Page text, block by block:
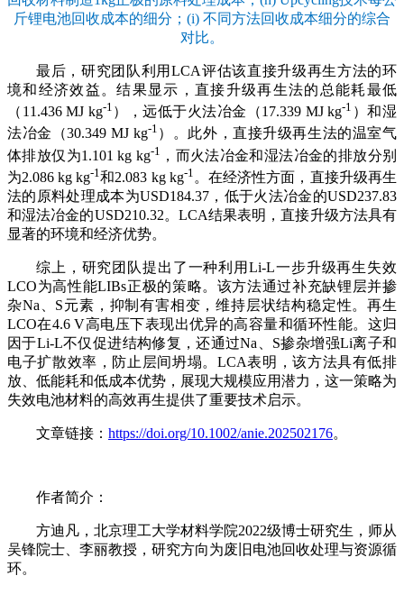
斤锂电池回收成本的细分；(i) 不同方法回收成本细分的综合
对比。
最后，研究团队利用LCA评估该直接升级再生方法的环
境和经济效益。结果显示，直接升级再生法的总能耗最低
（11.436 MJ kg-1 ），远低于火法冶金（17.339 MJ kg-1 ）和湿
法冶金（30.349 MJ kg-1 ）。此外，直接升级再生法的温室气
体排放仅为1.101 kg kg-1
，而火法冶金和湿法冶金的排放分别
为2.086 kg kg-1和2.083 kg kg-1 。在经济性方面，直接升级再生
法的原料处理成本为USD184.37，低于火法冶金的USD237.83
和湿法冶金的USD210.32。LCA结果表明，直接升级方法具有
显著的环境和经济优势。
综上，研究团队提出了一种利用Li-L一步升级再生失效
LCO为高性能LIBs正极的策略。该方法通过补充缺锂层并掺
杂Na、S元素，抑制有害相变，维持层状结构稳定性。再生
LCO在4.6 V高电压下表现出优异的高容量和循环性能。这归
因于Li-L不仅促进结构修复，还通过Na、S掺杂增强Li离子和
电子扩散效率，防止层间坍塌。LCA表明，该方法具有低排
放、低能耗和低成本优势，展现大规模应用潜力，这一策略为
失效电池材料的高效再生提供了重要技术启示。
文章链接： https://doi.org/10.1002/anie.202502176。
作者简介：
方迪凡，北京理工大学材料学院2022级博士研究生，师从
吴锋院士、李丽教授，研究方向为废旧电池回收处理与资源循
环。